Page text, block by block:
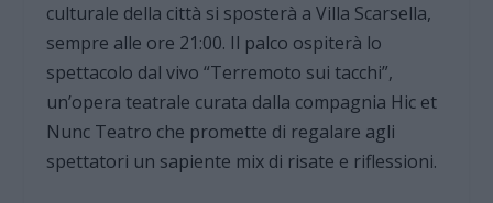
culturale della città si sposterà a Villa Scarsella,
sempre alle ore 21:00. Il palco ospiterà lo
spettacolo dal vivo “Terremoto sui tacchi”,
un’opera teatrale curata dalla compagnia Hic et
Nunc Teatro che promette di regalare agli
spettatori un sapiente mix di risate e riflessioni.